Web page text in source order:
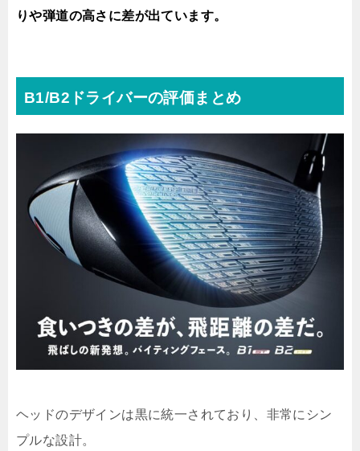
りや弾道の高さに差が出ています。
B1/B2ドライバーの評価まとめ
ヘッドのデザインは黒に統一されており、非常にシン
プルな設計。